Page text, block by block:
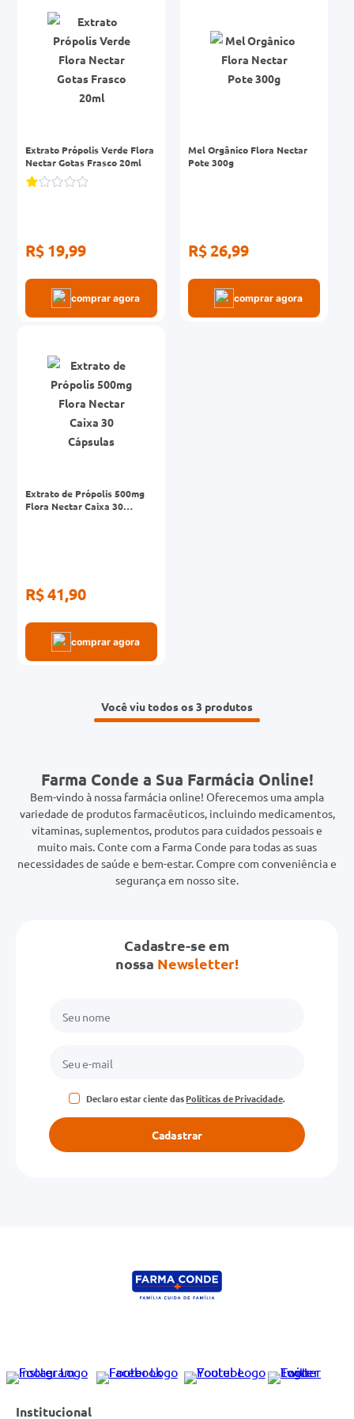
Extrato Própolis Verde Flora
Nectar Gotas Frasco 20ml
R$ 19,99
comprar agora
Mel Orgânico Flora Nectar
Pote 300g
R$ 26,99
comprar agora
Extrato de Própolis 500mg
Flora Nectar Caixa 30
R$ 41,90
comprar agora
Você viu todos os 3
Farma Conde a Sua Farmácia Online!
Bem-vindo à nossa farmácia online! Oferecemos uma ampla
variedade de produtos farmacêuticos, incluindo medicamentos,
vitaminas, suplementos, produtos para cuidados pessoais e
muito mais. Conte com a Farma Conde para todas as suas
necessidades de saúde e bem-estar. Compre com conveniência e
segurança em nosso site.
Cadastre-se em
nossa Newsletter!
Declaro estar ciente dasPolíticas de Privacidade.
Cadastrar
Institucional